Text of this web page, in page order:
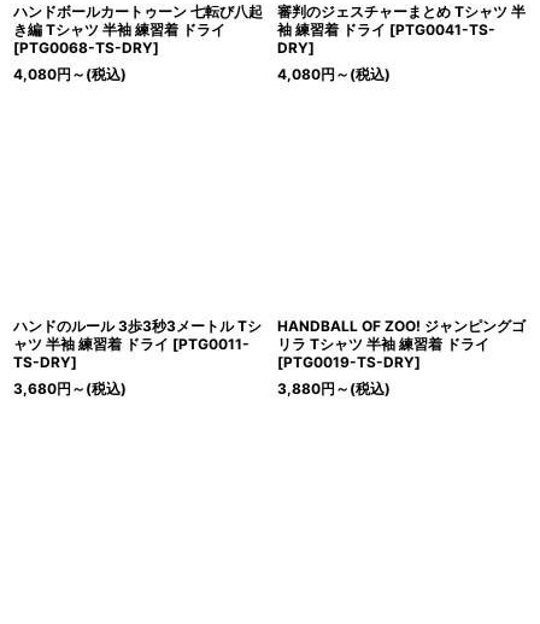
ハンドボールカートゥーン 七転び八起
き編 Tシャツ 半袖 練習着 ドライ
[PTG0068-TS-DRY]
4,080円 ～ (税込)
審判のジェスチャーまとめ Tシャツ 半
袖 練習着 ドライ [PTG0041-TS-
DRY]
4,080円 ～ (税込)
ハンドのルール 3歩3秒3メートル Tシ
ャツ 半袖 練習着 ドライ [PTG0011-
TS-DRY]
3,680円 ～ (税込)
HANDBALL OF ZOO! ジャンピングゴ
リラ Tシャツ 半袖 練習着 ドライ
[PTG0019-TS-DRY]
3,880円 ～ (税込)